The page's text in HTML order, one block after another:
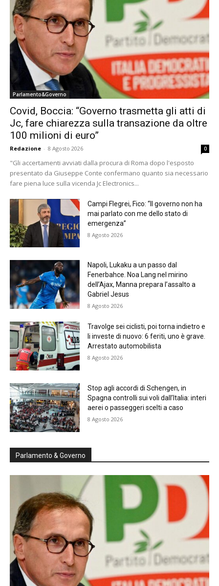
Parlamento&Governo
Covid, Boccia: “Governo trasmetta gli atti di
Jc, fare chiarezza sulla transazione da oltre
100 milioni di euro”
Redazione - 8 Agosto 2026 0
"Gli accertamenti avviati dalla procura di Roma dopo l'esposto
presentato da Giuseppe Conte confermano quanto sia necessario
fare piena luce sulla vicenda Jc Electronics...
Campi Flegrei, Fico: “Il governo non ha
mai parlato con me dello stato di
emergenza”
8 Agosto 2026
Napoli, Lukaku a un passo dal
Fenerbahce. Noa Lang nel mirino
dell’Ajax, Manna prepara l’assalto a
Gabriel Jesus
8 Agosto 2026
Travolge sei ciclisti, poi torna indietro e
li investe di nuovo: 6 feriti, uno è grave.
Arrestato automobilista
8 Agosto 2026
Stop agli accordi di Schengen, in
Spagna controlli sui voli dall’Italia: interi
aerei o passeggeri scelti a caso
8 Agosto 2026
Parlamento & Governo